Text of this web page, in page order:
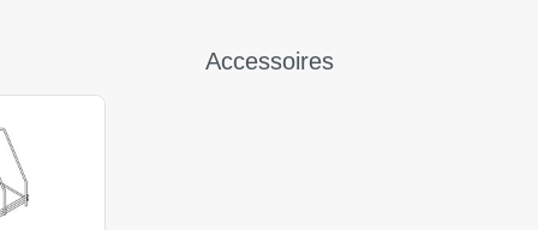
Accessoires